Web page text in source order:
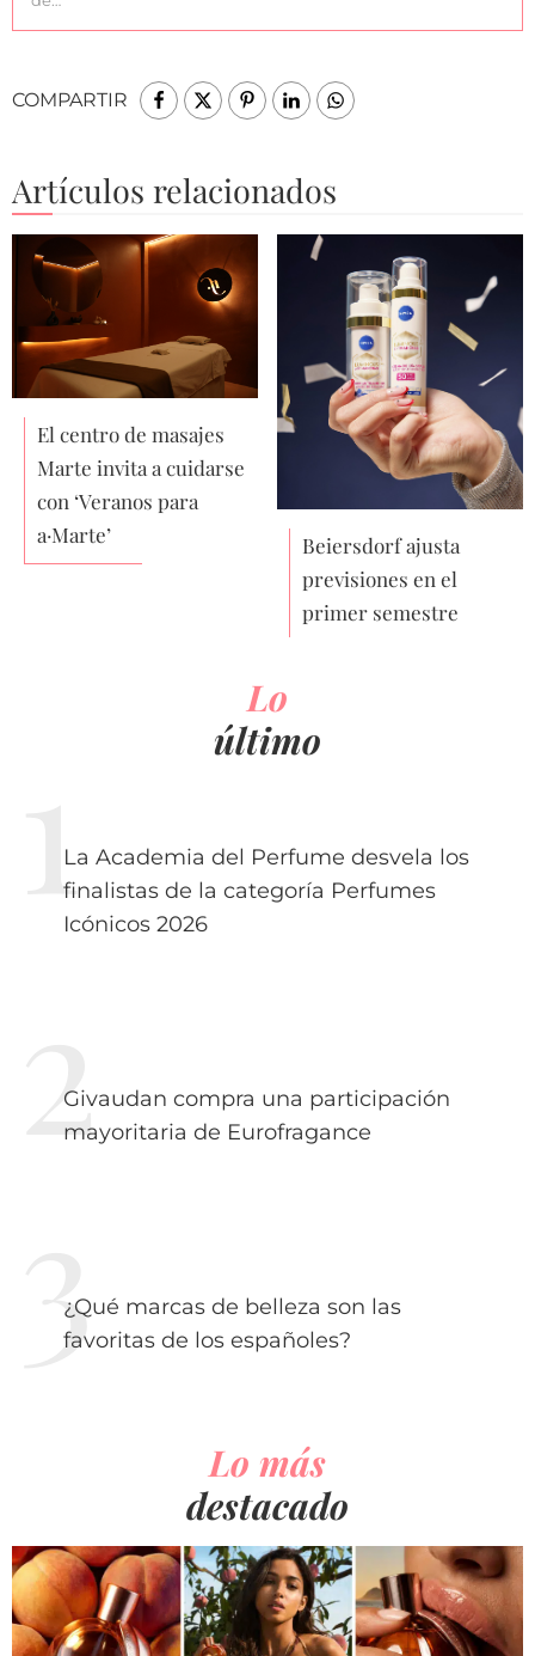
COMPARTIR
Artículos relacionados
El centro de masajes
Marte invita a cuidarse
con ‘Veranos para
a·Marte’
Beiersdorf ajusta
previsiones en el
primer semestre
Lo
último
La Academia del Perfume desvela los
finalistas de la categoría Perfumes
Icónicos 2026
Givaudan compra una participación
mayoritaria de Eurofragance
¿Qué marcas de belleza son las
favoritas de los españoles?
Lo más
destacado